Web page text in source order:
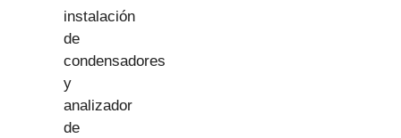
instalación
de
condensadores
y
analizador
de